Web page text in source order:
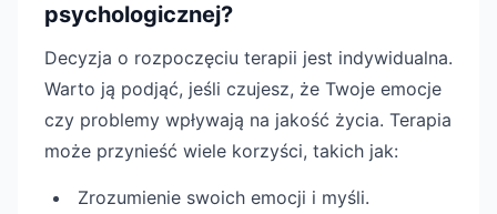
psychologicznej?
Decyzja o rozpoczęciu terapii jest indywidualna.
Warto ją podjąć, jeśli czujesz, że Twoje emocje
czy problemy wpływają na jakość życia. Terapia
może przynieść wiele korzyści, takich jak:
Zrozumienie swoich emocji i myśli.